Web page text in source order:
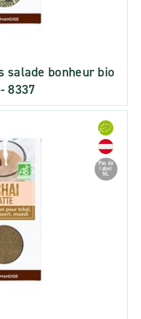
salade bonheur bio
8337
Pas de
label
NL